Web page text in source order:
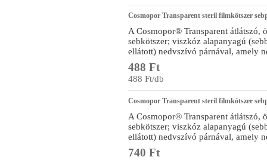
Cosmopor Transparent steril filmkötszer
A Cosmopor® Transparent átlátszó,
sebkötszer; viszkóz alapanyagú
ellátott) nedvszívó párnával, amely
488 Ft
488 Ft/db
Cosmopor Transparent steril filmkötszer
A Cosmopor® Transparent átlátszó,
sebkötszer; viszkóz alapanyagú
ellátott) nedvszívó párnával, amely
740 Ft